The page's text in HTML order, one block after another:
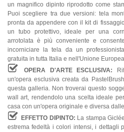
un magnifico dipinto riprodotto come
Puoi scegliere tra due versioni: tela
pronta da appendere con il kit di
un tubo protettivo, ideale per una
arrotolata è più conveniente e
incorniciare la tela da un
gratuita in tutta Italia e nell'Unione
OPERA D'ARTE ESCLUSIVA:
un'opera esclusiva creata da
questa galleria. Non troverai questo
wall art, rendendolo una scelta ideale
casa con un'opera originale e diversa
EFFETTO DIPINTO: La stampa
estrema fedeltà i colori intensi, i dettagli